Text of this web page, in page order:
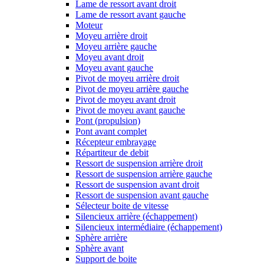
Lame de ressort avant droit
Lame de ressort avant gauche
Moteur
Moyeu arrière droit
Moyeu arrière gauche
Moyeu avant droit
Moyeu avant gauche
Pivot de moyeu arrière droit
Pivot de moyeu arrière gauche
Pivot de moyeu avant droit
Pivot de moyeu avant gauche
Pont (propulsion)
Pont avant complet
Récepteur embrayage
Répartiteur de debit
Ressort de suspension arrière droit
Ressort de suspension arrière gauche
Ressort de suspension avant droit
Ressort de suspension avant gauche
Sélecteur boite de vitesse
Silencieux arrière (échappement)
Silencieux intermédiaire (échappement)
Sphère arrière
Sphère avant
Support de boite